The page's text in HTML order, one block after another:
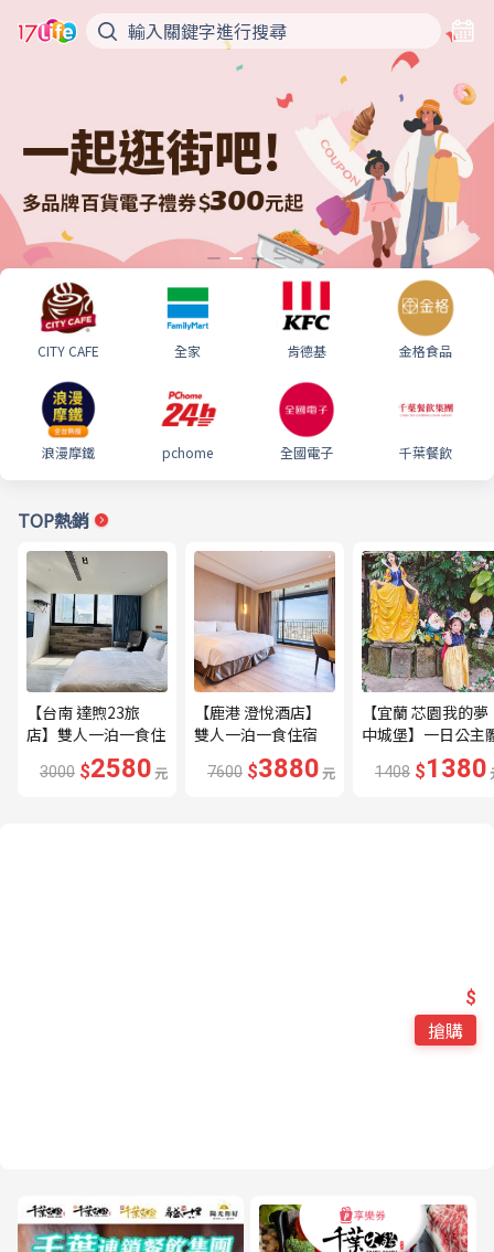
CITY CAFE 全家 肯德基 金格食品
浪漫摩鐵 pchome 全國電子 千葉餐飲
TOP熱銷
【台南 達煦23旅
店】雙人一泊一食住
宿券---🔥近海安路
商圈🔥
3000 $2580元
【鹿港 澄悅酒店】
雙人一泊一食住宿
券---🔥平日限量升
等家庭房、贈兩小🔥
7600 $3880元
【宜蘭 芯園我的夢
中城堡】一日公主
驗券---🔥含歐式下
午茶及換裝🔥
1408 $1380
$
搶購